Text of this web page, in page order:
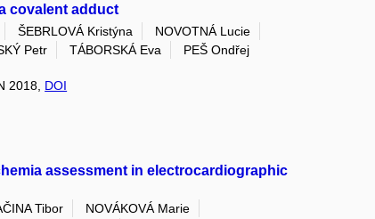
covalent adduct
ŠEBRLOVÁ Kristýna
NOVOTNÁ Lucie
Petr TÁBORSKÁ Eva
PEŠ Ondřej
2018, DOI
assessment in electrocardiographic
Tibor
NOVÁKOVÁ Marie